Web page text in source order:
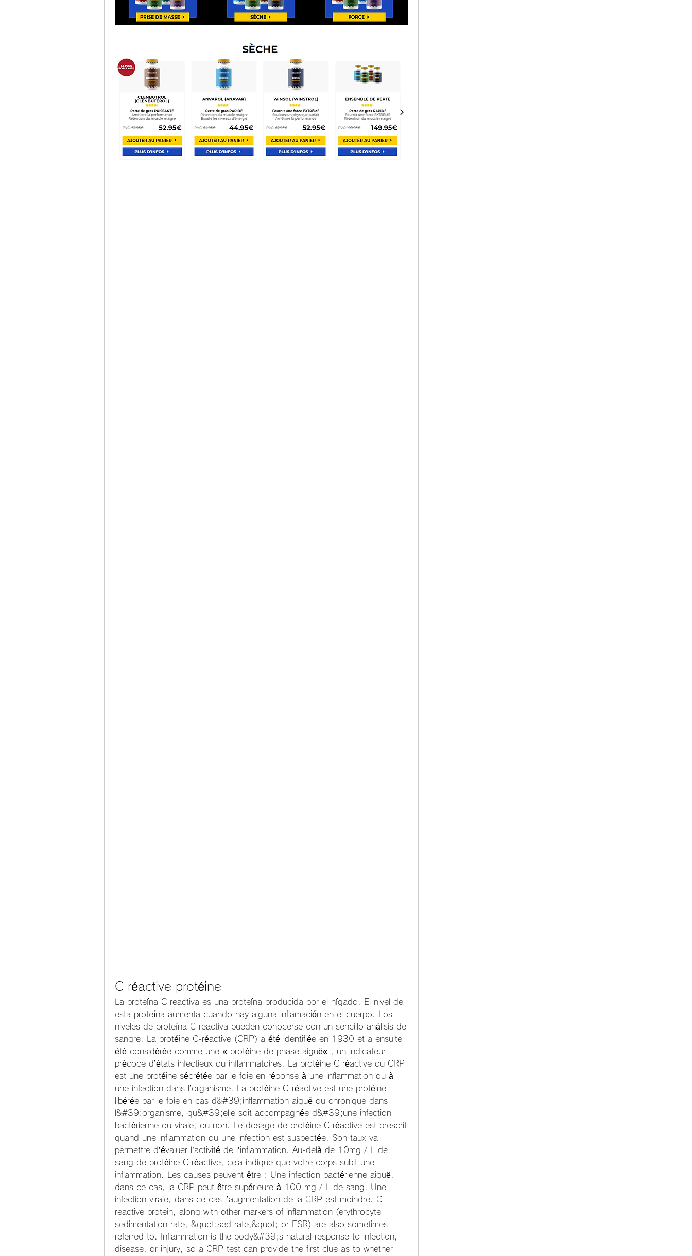
C réactive protéine
La proteína C reactiva es una proteína producida por el hígado. El nivel de
esta proteína aumenta cuando hay alguna inflamación en el cuerpo. Los
niveles de proteína C reactiva pueden conocerse con un sencillo análisis de
sangre. La protéine C-réactive (CRP) a été identifiée en 1930 et a ensuite
été considérée comme une « protéine de phase aiguë« , un indicateur
précoce d’états infectieux ou inflammatoires. La protéine C réactive ou CRP
est une protéine sécrétée par le foie en réponse à une inflammation ou à
une infection dans l’organisme. La protéine C-réactive est une protéine
libérée par le foie en cas d&#39;inflammation aiguë ou chronique dans
l&#39;organisme, qu&#39;elle soit accompagnée d&#39;une infection
bactérienne ou virale, ou non. Le dosage de protéine C réactive est prescrit
quand une inflammation ou une infection est suspectée. Son taux va
permettre d’évaluer l’activité de l’inflammation. Au-delà de 10mg / L de
sang de protéine C réactive, cela indique que votre corps subit une
inflammation. Les causes peuvent être : Une infection bactérienne aiguë,
dans ce cas, la CRP peut être supérieure à 100 mg / L de sang. Une
infection virale, dans ce cas l’augmentation de la CRP est moindre. C-
reactive protein, along with other markers of inflammation (erythrocyte
sedimentation rate, &quot;sed rate,&quot; or ESR) are also sometimes
referred to. Inflammation is the body&#39;s natural response to infection,
disease, or injury, so a CRP test can provide the first clue as to whether